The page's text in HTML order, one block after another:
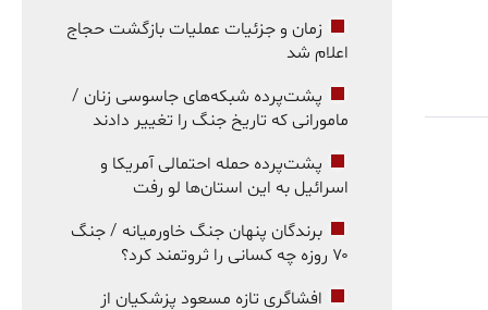
زمان و جزئیات عملیات بازگشت حجاج
اعلام شد
پشت‌پرده شبکه‌های جاسوسی زنان /
مامورانی که تاریخ جنگ را تغییر دادند
پشت‌پرده حمله احتمالی آمریکا و
اسرائیل به این استان‌ها لو رفت
برندگان پنهان جنگ خاورمیانه / جنگ
۷۰ روزه چه کسانی را ثروتمند کرد؟
افشاگری تازه مسعود پزشکیان از